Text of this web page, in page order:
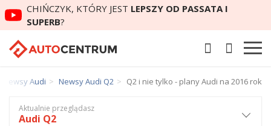
CHIŃCZYK, KTÓRY JEST LEPSZY OD PASSATA I
SUPERB?
Newsy Audi Newsy Audi Q2 Q2 i nie tylko - plany Audi na 2016 rok
Aktualnie przeglądasz
Audi Q2